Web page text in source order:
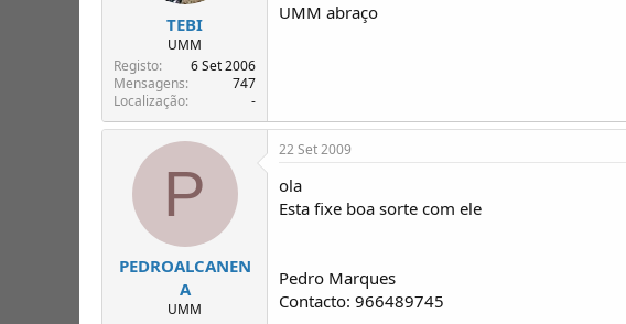
TEBI
UMM
Registo
6 Set 2006
Mensagens
747
Localização
-
UMM abraço
P
PEDROALCANEN
A
UMM
22 Set 2009
ola
Esta fixe boa sorte com ele
Pedro Marques
Contacto: 966489745